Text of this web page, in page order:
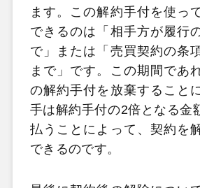
ます。この解約手付を使っ
できるのは「相手方が履行
で」または「売買契約の条
まで」です。この期間であ
の解約手付を放棄すること
手は解約手付の2倍となる金
払うことによって、契約を
できるのです。